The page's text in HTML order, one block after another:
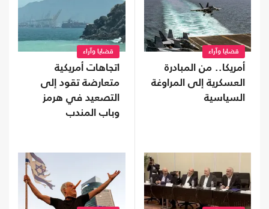
قضايا وآراء
أمريكا.. من المبادرة
العسكرية إلى المراوغة
السياسية
قضايا وآراء
اتجاهات أمريكية
متعارضة تقود إلى
التصعيد في هرمز
وباب المندب